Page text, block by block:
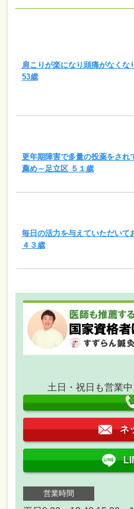
肩こりが楽になり頭痛がなくな
53歳
更年期障害で多量の投薬をされ
薦め～足立区 ５１歳
毎日の活力を与えていただいて
４３歳
土日・祝日も営業
ネ
営業時間